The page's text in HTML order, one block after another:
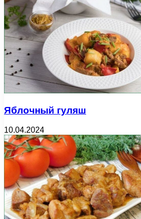
Яблочный гуляш
10.04.2024